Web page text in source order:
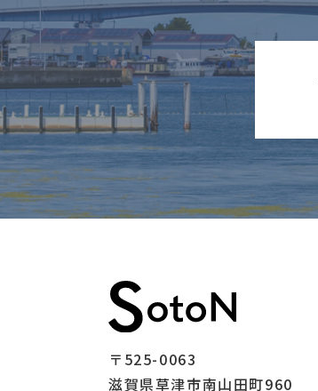
〒525-0063
滋賀県草津市南山田町960